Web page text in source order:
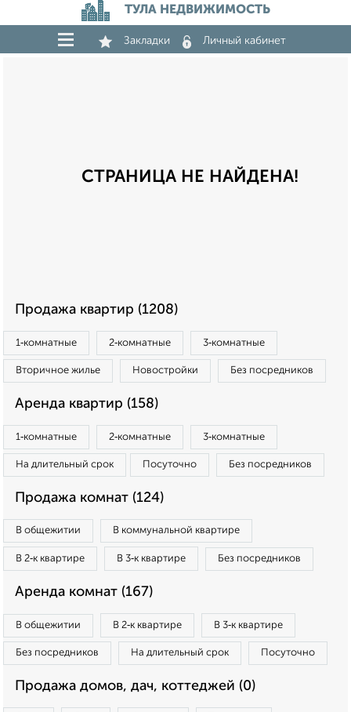
ТУЛА НЕДВИЖИМОСТЬ
Закладки Личный кабинет
СТРАНИЦА НЕ НАЙДЕНА!
Продажа квартир (1208)
1‑комнатные 2‑комнатные 3‑комнатные
Вторичное жилье Новостройки Без посредников
Аренда квартир (158)
1‑комнатные 2‑комнатные 3‑комнатные
На длительный срок Посуточно Без посредников
Продажа комнат (124)
В общежитии В коммунальной квартире
В 2‑к квартире В 3‑к квартире Без посредников
Аренда комнат (167)
В общежитии В 2‑к квартире В 3‑к квартире
Без посредников На длительный срок Посуточно
Продажа домов, дач, коттеджей (0)